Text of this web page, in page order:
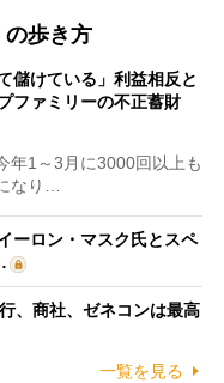
の歩き方
儲けている」利益相反と
ファミリーの不正蓄財
1～3月に3000回以上も
なり…
ーロン・マスク氏とスペ
、商社、ゼネコンは最高
一覧を見る